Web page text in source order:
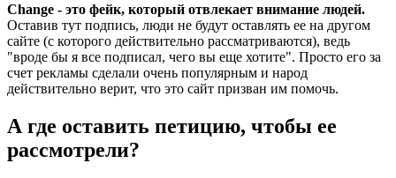
Change - это фейк, который отвлекает внимание людей.
Оставив тут подпись, люди не будут оставлять ее на другом
сайте (с которого действительно рассматриваются), ведь
"вроде бы я все подписал, чего вы еще хотите". Просто его за
счет рекламы сделали очень популярным и народ
действительно верит, что это сайт призван им помочь.
А где оставить петицию, чтобы ее
рассмотрели?